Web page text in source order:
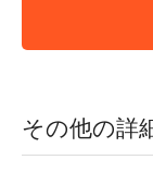
その他の詳